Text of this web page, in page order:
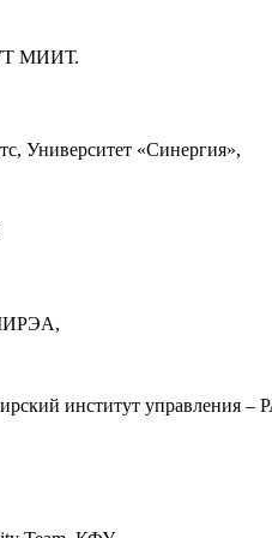
МИИТ.
Университет «Синергия»,
институт управления –